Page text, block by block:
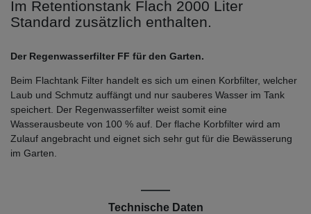
Im Retentionstank Flach 2000 Liter
Standard zusätzlich enthalten.
Der Regenwasserfilter FF für den Garten.
Beim Flachtank Filter handelt es sich um einen Korbfilter, welcher
Laub und Schmutz auffängt und nur sauberes Wasser im Tank
speichert. Der Regenwasserfilter weist somit eine
Wasserausbeute von 100 % auf. Der flache Korbfilter wird am
Zulauf angebracht und eignet sich sehr gut für die Bewässerung
im Garten.
Technische Daten